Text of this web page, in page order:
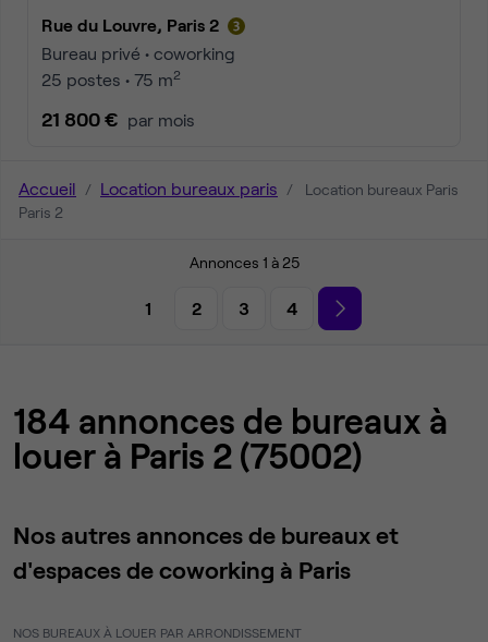
Rue du Louvre, Paris 2
Bureau privé • coworking
25 postes • 75 m2
21 800 € par mois
Accueil Location bureaux paris
Location bureaux Paris
Paris 2
Annonces 1 à 25
1 2 3 4
184 annonces de bureaux à
louer à Paris 2 (75002)
Nos autres annonces de bureaux et
d'espaces de coworking à Paris
NOS BUREAUX À LOUER PAR ARRONDISSEMENT